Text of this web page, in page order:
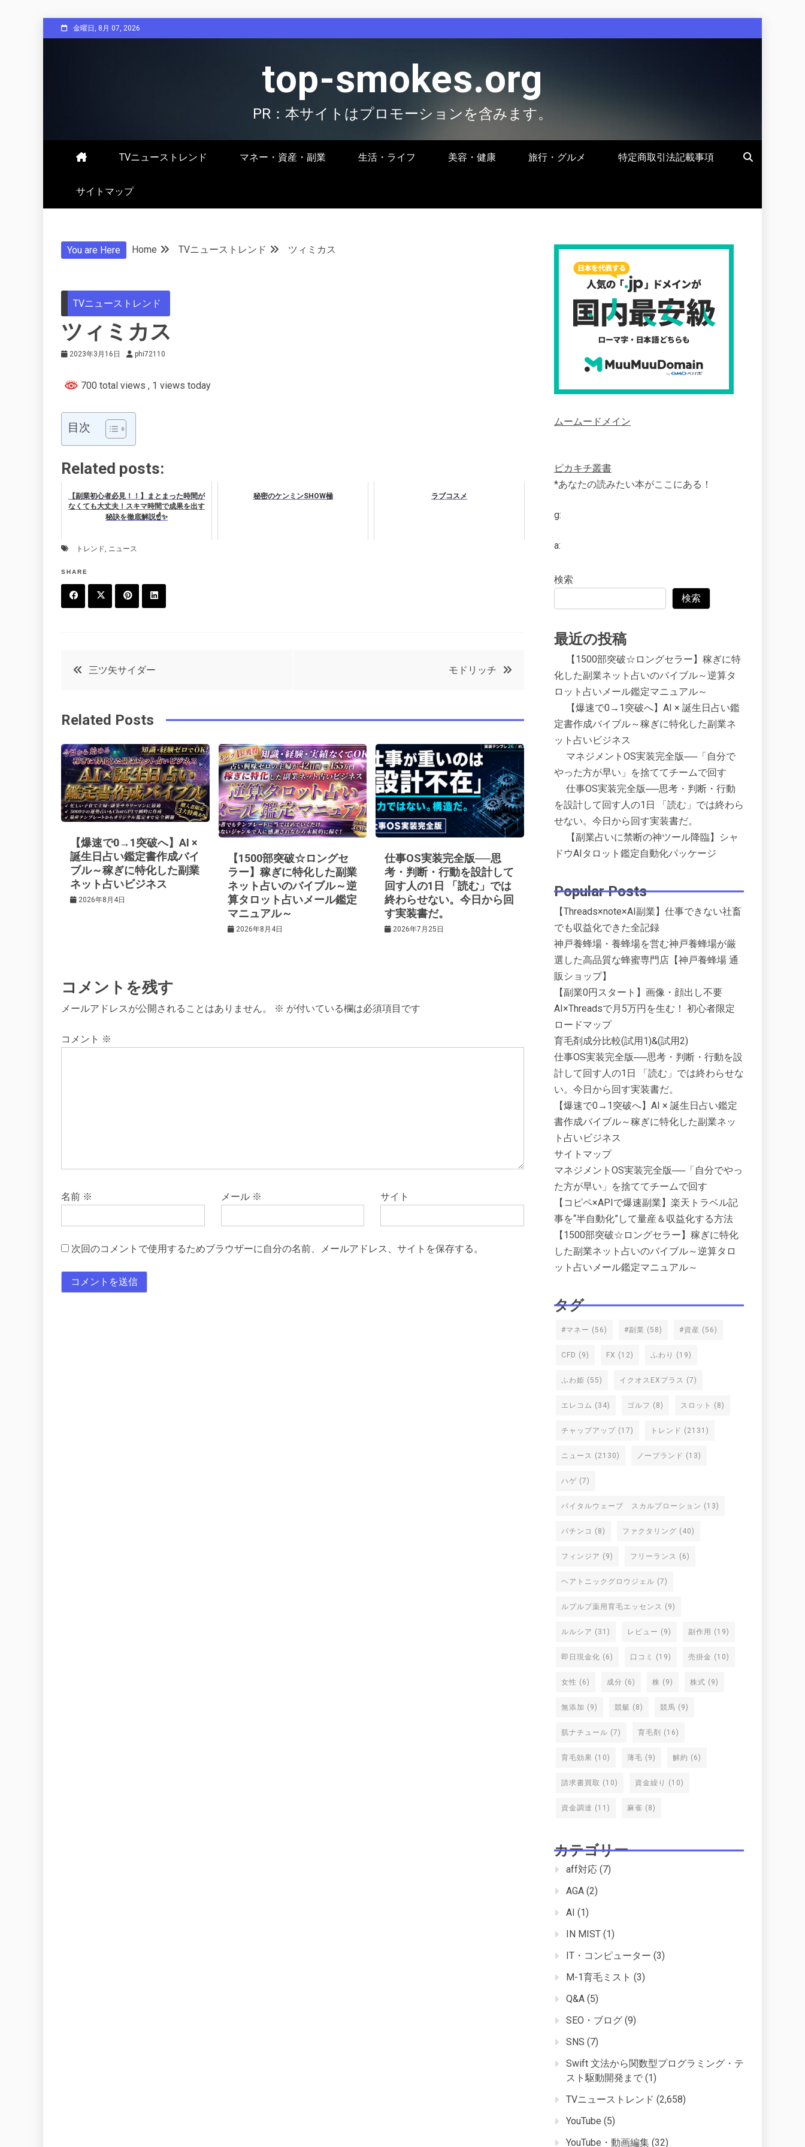
to
金曜日, 8月 07, 2026
top-smokes.org
PR：本サイトはプロモーションを含みます。
TVニューストレンド マネー・資産・副業 生活・ライフ 美容・健康 旅行・グルメ 特定商取引法記載事項
サイトマップ
You are Here Home TVニューストレンド ツィミカス
TVニューストレンド
ツィミカス
2023年3月16日 phi72110
700 total views , 1 views today
目次
Related posts:
【副業初心者必見！！】まとまった時間が
なくても大丈夫！スキマ時間で成果を出す
秘訣を徹底解説☝️✨
秘密のケンミンSHOW極 ラブコスメ
トレンド, ニュース
SHARE
o
k
t
r
e
t
in
投
ナ
ビ
ゲ
ー
シ
ョ
三ツ矢サイダー モドリッチ
Related Posts
【爆速で0→1突破へ】AI ×
誕生日占い鑑定書作成バイ
ブル～稼ぎに特化した副業
ネット占いビジネス
2026年8月4日
【1500部突破☆ロングセ
ラー】稼ぎに特化した副業
ネット占いのバイブル～逆
算タロット占いメール鑑定
マニュアル～
2026年8月4日
仕事OS実装完全版──思
考・判断・行動を設計して
回す人の1日 「読む」では
終わらせない。今日から回
す実装書だ。
2026年7月25日
コメントを残す
メールアドレスが公開されることはありません。 ※ が付いている欄は必須項目です
コメント ※
名前 ※ メール ※ サイト
次回のコメントで使用するためブラウザーに自分の名前、メールアドレス、サイトを保存する。
ムームードメイン
ピカキチ叢書
*あなたの読みたい本がここにある！
g:
a:
検索
検索
最近の投稿
【1500部突破☆ロングセラー】稼ぎに特
化した副業ネット占いのバイブル～逆算タ
ロット占いメール鑑定マニュアル～
【爆速で0→1突破へ】AI × 誕生日占い鑑
定書作成バイブル～稼ぎに特化した副業ネ
ット占いビジネス
マネジメントOS実装完全版──「自分で
やった方が早い」を捨ててチームで回す
仕事OS実装完全版──思考・判断・行動
を設計して回す人の1日 「読む」では終わら
せない。今日から回す実装書だ。
【副業占いに禁断の神ツール降臨】シャ
ドウAIタロット鑑定自動化パッケージ
Popular Posts
【Threads×note×AI副業】仕事できない社畜
でも収益化できた全記録
神戸養蜂場・養蜂場を営む神戸養蜂場が厳
選した高品質な蜂蜜専門店【神戸養蜂場 通
販ショップ】
【副業0円スタート】画像・顔出し不要
AI×Threadsで月5万円を生む！ 初心者限定
ロードマップ
育毛剤成分比較(試用1)&(試用2)
仕事OS実装完全版──思考・判断・行動を設
計して回す人の1日 「読む」では終わらせな
い。今日から回す実装書だ。
【爆速で0→1突破へ】AI × 誕生日占い鑑定
書作成バイブル～稼ぎに特化した副業ネッ
ト占いビジネス
サイトマップ
マネジメントOS実装完全版──「自分でやっ
た方が早い」を捨ててチームで回す
【コピペ×APIで爆速副業】楽天トラベル記
事を“半自動化”して量産＆収益化する方法
【1500部突破☆ロングセラー】稼ぎに特化
した副業ネット占いのバイブル～逆算タロ
ット占いメール鑑定マニュアル～
タグ
#マネー (56) #副業 (58) #資産 (56)
CFD (9) FX (12) ふわり (19)
ふわ姫 (55) イクオスEXプラス (7)
エレコム (34) ゴルフ (8) スロット (8)
チャップアップ (17) トレンド (2131)
ニュース (2130) ノーブランド (13)
ハゲ (7)
バイタルウェーブ スカルプローション (13)
パチンコ (8) ファクタリング (40)
フィンジア (9) フリーランス (6)
ヘアトニックグロウジェル (7)
ルプルプ薬用育毛エッセンス (9)
ルルシア (31) レビュー (9) 副作用 (19)
即日現金化 (6) 口コミ (19) 売掛金 (10)
女性 (6) 成分 (6) 株 (9) 株式 (9)
無添加 (9) 競艇 (8) 競馬 (9)
肌ナチュール (7) 育毛剤 (16)
育毛効果 (10) 薄毛 (9) 解約 (6)
請求書買取 (10) 資金繰り (10)
資金調達 (11) 麻雀 (8)
カテゴリー
aff対応 (7)
AGA (2)
AI (1)
IN MIST (1)
IT・コンピューター (3)
M-1育毛ミスト (3)
Q&A (5)
SEO・ブログ (9)
SNS (7)
Swift 文法から関数型プログラミング・テ
スト駆動開発まで (1)
TVニューストレンド (2,658)
YouTube (5)
YouTube・動画編集 (32)